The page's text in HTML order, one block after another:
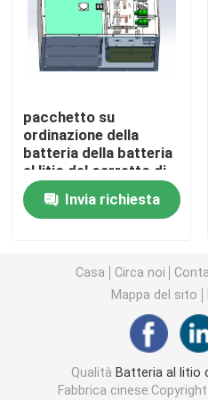
Batteria del trattore del
Escavatore Battery
Batteria al litio del
Batteria al litio della
Batteria della fresa
Batteria al litio del
pacchetto su
ordinazione della
batteria della batteria
al litio del carretto di
golf 83.2v300ah
Invia richiesta
Casa Circa noi
Mappa del sito
Qualità Batteria al litio
Fabbrica